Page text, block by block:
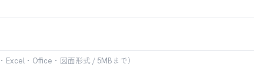
・Office・図面形式 / 5MBまで）